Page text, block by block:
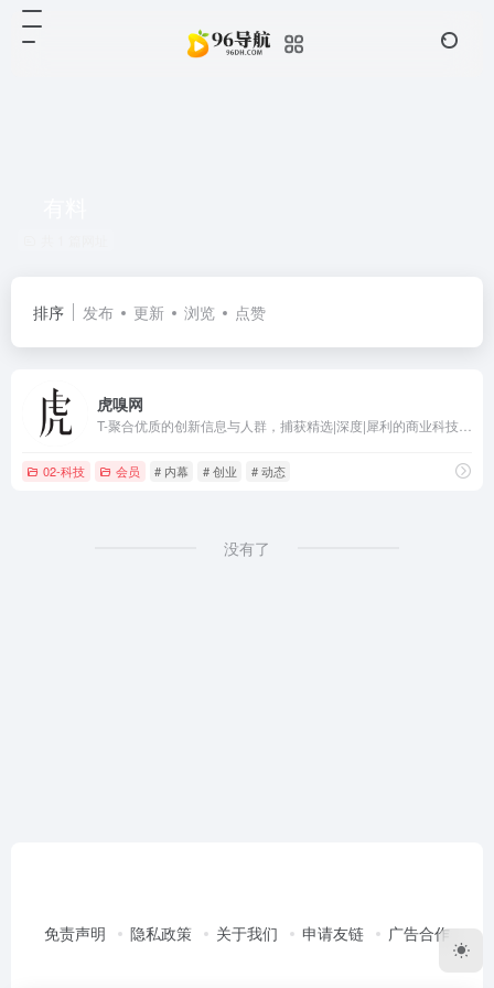
排序 发布 更新 浏览 点赞
虎嗅网
02-科技 会员 # 内幕 # 创业 # 动态
没有了
免责声明 隐私政策 关于我们 申请友链 广告合作